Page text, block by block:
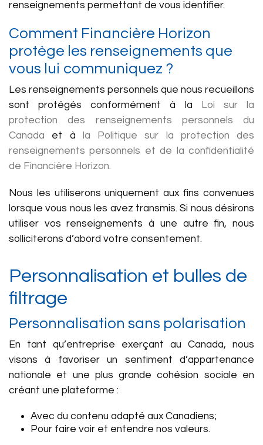
renseignements permettant de vous identifier.
Comment Financière Horizon
protège les renseignements que
vous lui communiquez ?
Les renseignements personnels que nous recueillons
sont protégés conformément à la
Loi sur la
protection des renseignements personnels du
Canada et à
la Politique sur la protection des
renseignements personnels et de la confidentialité
de Financière Horizon.
Nous les utiliserons uniquement aux fins convenues
lorsque vous nous les avez transmis. Si nous désirons
utiliser vos renseignements à une autre fin, nous
solliciterons d’abord votre consentement.
Personnalisation et bulles de
filtrage
Personnalisation sans polarisation
En tant qu’entreprise exerçant au Canada, nous
visons à favoriser un sentiment d’appartenance
nationale et une plus grande cohésion sociale en
créant une plateforme :
Avec du contenu adapté aux Canadiens;
Pour faire voir et entendre nos valeurs.